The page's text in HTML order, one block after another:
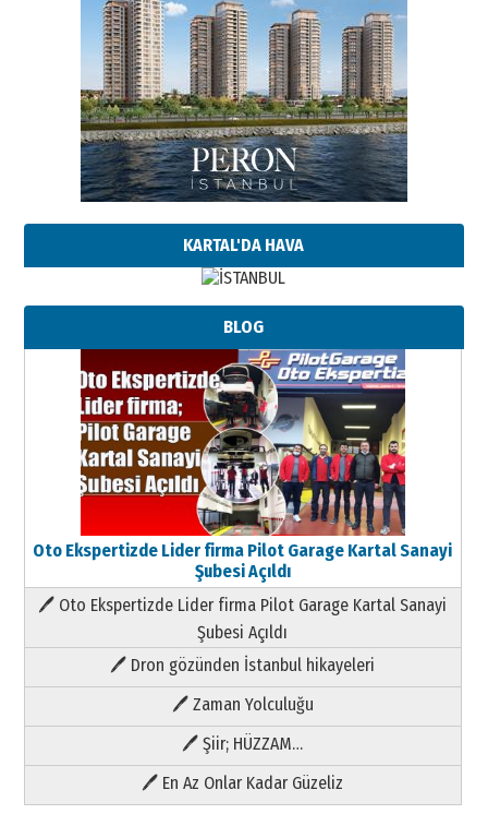
KARTAL'DA HAVA
BLOG
Oto Ekspertizde Lider firma Pilot Garage Kartal Sanayi
Şubesi Açıldı
🖊 Oto Ekspertizde Lider firma Pilot Garage Kartal Sanayi
Şubesi Açıldı
🖊 Dron gözünden İstanbul hikayeleri
🖊 Zaman Yolculuğu
🖊 Şiir; HÜZZAM…
🖊 En Az Onlar Kadar Güzeliz